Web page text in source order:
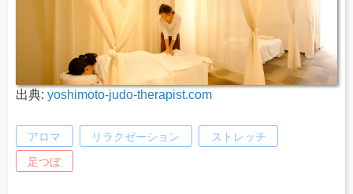
出典: yoshimoto-judo-therapist.com
アロマ リラクゼーション ストレッチ
足つぼ